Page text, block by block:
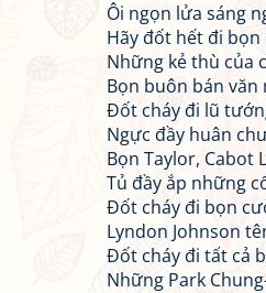
Ôi ngọn lửa sáng
Hãy đốt hết đi
Những kẻ thù của
Bọn buôn bán văn
Đốt cháy đi lũ
Ngực đầy huân
Bọn Taylor, Cabot
Tủ đầy ắp những
Đốt cháy đi bọn
Lyndon Johnson
Đốt cháy đi tất cả
Những Park